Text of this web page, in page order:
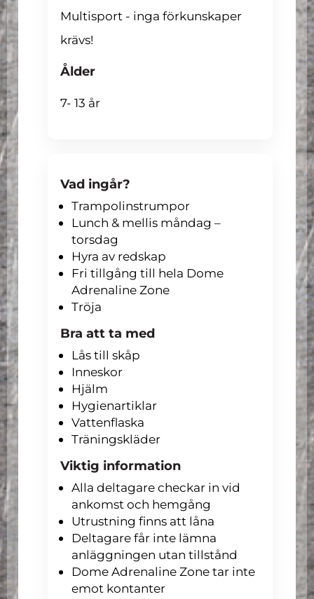
Multisport - inga förkunskaper
krävs!
Ålder
7- 13 år
Vad ingår?
Trampolinstrumpor
Lunch & mellis måndag –
torsdag
Hyra av redskap
Fri tillgång till hela Dome
Adrenaline Zone
Tröja
Bra att ta med
Lås till skåp
Inneskor
Hjälm
Hygienartiklar
Vattenflaska
Träningskläder
Viktig information
Alla deltagare checkar in vid
ankomst och hemgång
Utrustning finns att låna
Deltagare får inte lämna
anläggningen utan tillstånd
Dome Adrenaline Zone tar inte
emot kontanter